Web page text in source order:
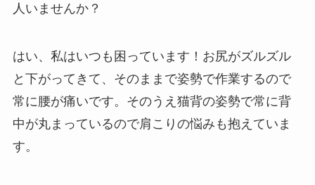
人いませんか？
はい、私はいつも困っています！お尻がズルズル
と下がってきて、そのままで姿勢で作業するので
常に腰が痛いです。そのうえ猫背の姿勢で常に背
中が丸まっているので肩こりの悩みも抱えていま
す。